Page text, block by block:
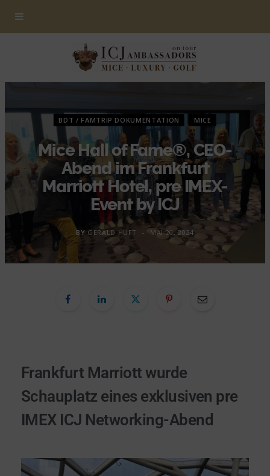
BDT / FAMTRIP DOKUMENTATION MICE
Mice Hall of Fame®, CEO-
Abend im Frankfurt
Marriott Hotel, pre IMEX-
Event by ICJ
BY GERALD HUFT MAI 20, 2024
Frankfurt Marriott wurde
Schauplatz eines exklusiven pre
IMEX ICJ Networking-Abend